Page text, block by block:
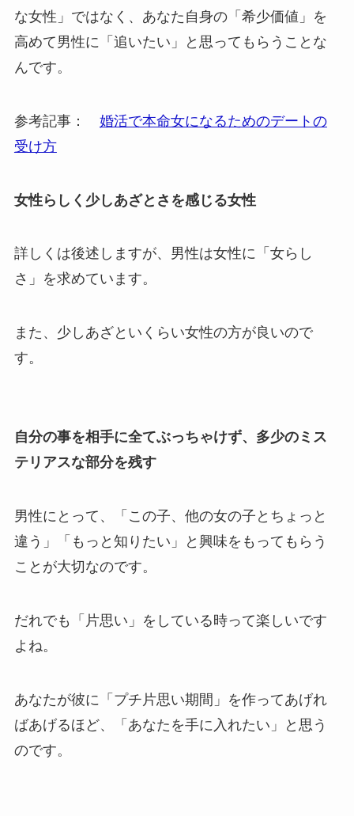
な女性」ではなく、あなた自身の「希少価値」を
高めて男性に「追いたい」と思ってもらうことな
んです。
参考記事： 婚活で本命女になるためのデートの
受け方
女性らしく少しあざとさを感じる女性
詳しくは後述しますが、男性は女性に「女らし
さ」を求めています。
また、少しあざといくらい女性の方が良いので
す。
自分の事を相手に全てぶっちゃけず、多少のミス
テリアスな部分を残す
男性にとって、「この子、他の女の子とちょっと
違う」「もっと知りたい」と興味をもってもらう
ことが大切なのです。
だれでも「片思い」をしている時って楽しいです
よね。
あなたが彼に「プチ片思い期間」を作ってあげれ
ばあげるほど、「あなたを手に入れたい」と思う
のです。